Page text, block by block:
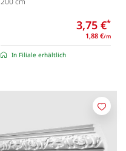
3,75 €*
1,88 €/m
In Filiale erhältlich